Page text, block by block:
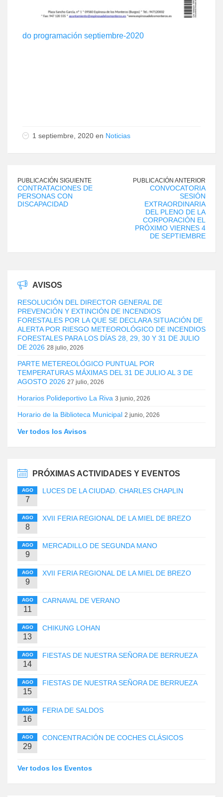
do programación septiembre-2020
1 septiembre, 2020 en Noticias
PUBLICACIÓN SIGUIENTE
CONTRATACIONES DE
PERSONAS CON
DISCAPACIDAD
PUBLICACIÓN ANTERIOR
CONVOCATORIA
SESIÓN
EXTRAORDINARIA
DEL PLENO DE LA
CORPORACIÓN EL
PRÓXIMO VIERNES 4
DE SEPTIEMBRE
AVISOS
RESOLUCIÓN DEL DIRECTOR GENERAL DE
PREVENCIÓN Y EXTINCIÓN DE INCENDIOS
FORESTALES POR LA QUE SE DECLARA SITUACIÓN DE
ALERTA POR RIESGO METEOROLÓGICO DE INCENDIOS
FORESTALES PARA LOS DÍAS 28, 29, 30 Y 31 DE JULIO
DE 2026 28 julio, 2026
PARTE METEREOLÓGICO PUNTUAL POR
TEMPERATURAS MÁXIMAS DEL 31 DE JULIO AL 3 DE
AGOSTO 2026 27 julio, 2026
Horarios Polideportivo La Riva 3 junio, 2026
Horario de la Biblioteca Municipal 2 junio, 2026
Ver todos los Avisos
PRÓXIMAS ACTIVIDADES Y EVENTOS
AGO
7
LUCES DE LA CIUDAD. CHARLES CHAPLIN
AGO
8
XVII FERIA REGIONAL DE LA MIEL DE BREZO
AGO
9
MERCADILLO DE SEGUNDA MANO
AGO
9
XVII FERIA REGIONAL DE LA MIEL DE BREZO
AGO
11
CARNAVAL DE VERANO
AGO
13
CHIKUNG LOHAN
AGO
14
FIESTAS DE NUESTRA SEÑORA DE BERRUEZA
AGO
15
FIESTAS DE NUESTRA SEÑORA DE BERRUEZA
AGO
16
FERIA DE SALDOS
AGO
29
CONCENTRACIÓN DE COCHES CLÁSICOS
Ver todos los Eventos